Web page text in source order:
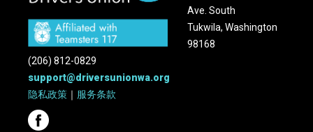
Ave. South
Tukwila, Washington
98168
(206) 812-0829
support@driversunionwa.org
隐私政策 ｜ 服务条款